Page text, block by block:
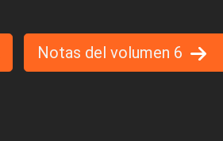
Notas del volumen 6